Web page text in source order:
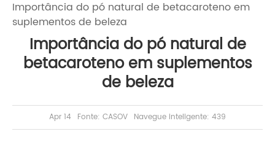
Importância do pó natural de betacaroteno em
suplementos de beleza
Importância do pó natural de
betacaroteno em suplementos
de beleza
Apr 14 Fonte: CASOV Navegue inteligente: 439